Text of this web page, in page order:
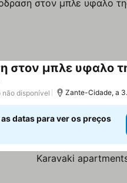
στον μπλε υφαλο
não disponível Zante-Cidade, a
datas para ver os preços